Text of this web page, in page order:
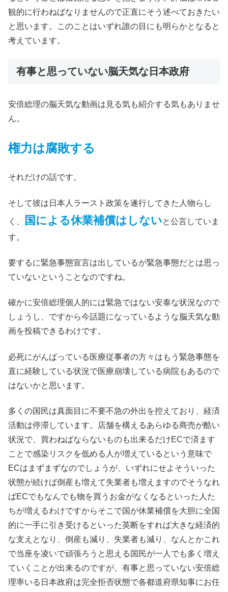
観的に行わねばなりませんので正直にそう述べておきたい
と思います。このことはいずれ誰の目にも明らかとなると
考えています。
有事と思っていない脳天気な日本政府
安倍総理の脳天気な動画は見る気も紹介する気もありませ
ん。
権力は腐敗する
それだけの話です。
そして彼は日本人ラースト政策を遂行してきた人物らし
く、 国による休業補償はしないと公言していま
す。
要するに緊急事態宣言は出しているが緊急事態だとは思っ
ていないということなのですね。
確かに安倍総理個人的には緊急ではない安泰な状況なので
しょうし、ですから今話題になっているような脳天気な動
画を投稿できるわけです。
必死にがんばっている医療従事者の方々はもう緊急事態を
直に経験している状況で医療崩壊している病院もあるので
はないかと思います。
多くの国民は真面目に不要不急の外出を控えており、経済
活動は停滞しています。店舗を構えるあらゆる商売が酷い
状況で、買わねばならないものも出来るだけECで済ます
ことで感染リスクを低める人が増えているという意味で
ECはまずまずなのでしょうが、いずれにせよそういった
状態が続けば倒産も増えて失業者も増えますのでそうなれ
ばECでもなんでも物を買うお金がなくなるといった人た
ちが増えるわけですからそこで国が休業補償を大胆に全国
的に一手に引き受けるといった英断をすれば大きな経済的
な支えとなり、倒産も減り、失業者も減り、なんとかこれ
で当座を凌いで頑張ろうと思える国民が一人でも多く増え
ていくことが出来るのですが、有事と思っていない安倍総
理率いる日本政府は完全拒否状態で各都道府県知事にお任